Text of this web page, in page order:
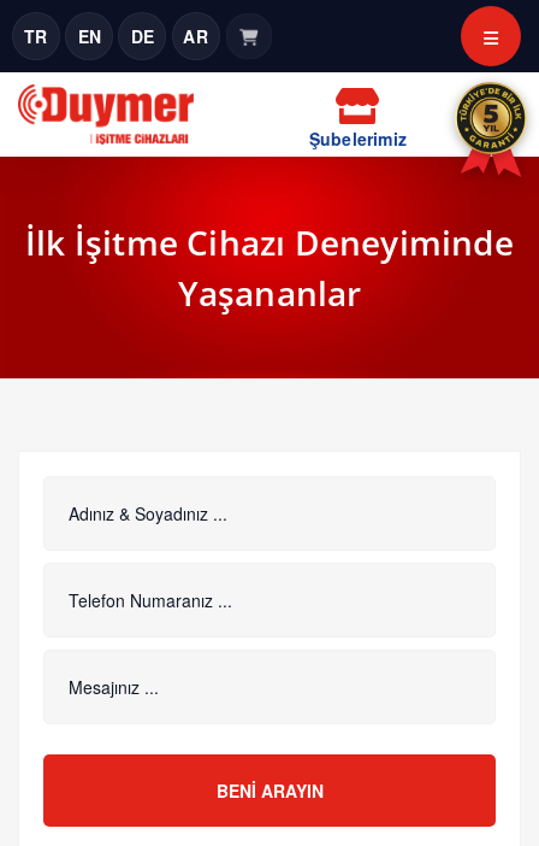
TR EN DE AR
Şubelerimiz
İlk İşitme Cihazı Deneyiminde
Yaşananlar
BENI ARAYIN